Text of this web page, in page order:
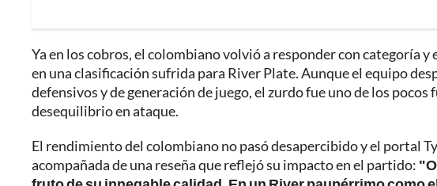
Ya en los cobros, el colombiano volvió a responder con categoría
en una clasificación sufrida para River Plate. Aunque el equipo
defensivos y de generación de juego, el zurdo fue uno de los
desequilibrio en ataque.
El rendimiento del colombiano no pasó desapercibido y el portal
acompañada de una reseña que reflejó su impacto en el partido: